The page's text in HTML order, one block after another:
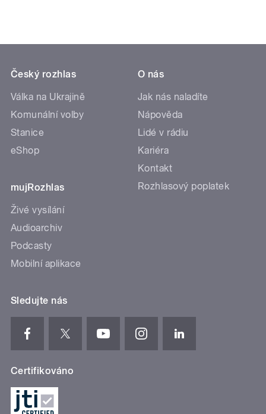
Český rozhlas
Válka na Ukrajině
Komunální volby
Stanice
eShop
mujRozhlas
Živé vysílání
Audioarchiv
Podcasty
Mobilní aplikace
O nás
Jak nás naladíte
Nápověda
Lidé v rádiu
Kariéra
Kontakt
Rozhlasový poplatek
Sledujte nás
Certifikováno